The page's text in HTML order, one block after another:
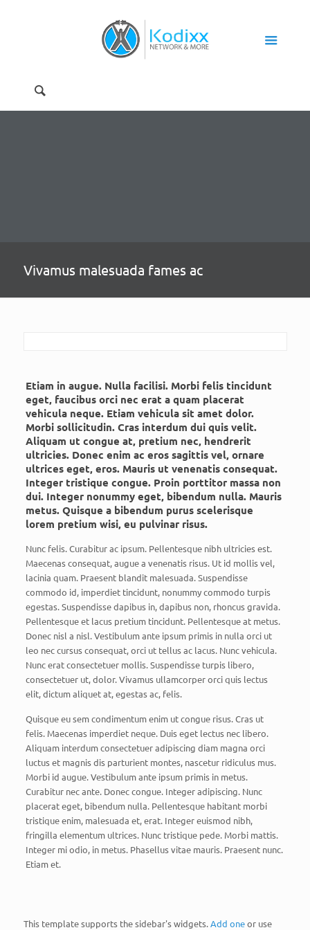
Vivamus malesuada fames ac
Etiam in augue. Nulla facilisi. Morbi felis tincidunt
eget, faucibus orci nec erat a quam placerat
vehicula neque. Etiam vehicula sit amet dolor.
Morbi sollicitudin. Cras interdum dui quis velit.
Aliquam ut congue at, pretium nec, hendrerit
ultricies. Donec enim ac eros sagittis vel, ornare
ultrices eget, eros. Mauris ut venenatis consequat.
Integer tristique congue. Proin porttitor massa non
dui. Integer nonummy eget, bibendum nulla. Mauris
metus. Quisque a bibendum purus scelerisque
lorem pretium wisi, eu pulvinar risus.
Nunc felis. Curabitur ac ipsum. Pellentesque nibh ultricies est.
Maecenas consequat, augue a venenatis risus. Ut id mollis vel,
lacinia quam. Praesent blandit malesuada. Suspendisse
commodo id, imperdiet tincidunt, nonummy commodo turpis
egestas. Suspendisse dapibus in, dapibus non, rhoncus gravida.
Pellentesque et lacus pretium tincidunt. Pellentesque at metus.
Donec nisl a nisl. Vestibulum ante ipsum primis in nulla orci ut
leo nec cursus consequat, orci ut tellus ac lacus. Nunc vehicula.
Nunc erat consectetuer mollis. Suspendisse turpis libero,
consectetuer ut, dolor. Vivamus ullamcorper orci quis lectus
elit, dictum aliquet at, egestas ac, felis.
Quisque eu sem condimentum enim ut congue risus. Cras ut
felis. Maecenas imperdiet neque. Duis eget lectus nec libero.
Aliquam interdum consectetuer adipiscing diam magna orci
luctus et magnis dis parturient montes, nascetur ridiculus mus.
Morbi id augue. Vestibulum ante ipsum primis in metus.
Curabitur nec ante. Donec congue. Integer adipiscing. Nunc
placerat eget, bibendum nulla. Pellentesque habitant morbi
tristique enim, malesuada et, erat. Integer euismod nibh,
fringilla elementum ultrices. Nunc tristique pede. Morbi mattis.
Integer mi odio, in metus. Phasellus vitae mauris. Praesent nunc.
Etiam et.
This template supports the sidebar's widgets.Add oneor use